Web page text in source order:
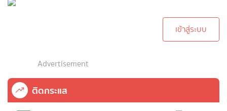
เข้าสู่ระบบ
Advertisement
ติดกระแส